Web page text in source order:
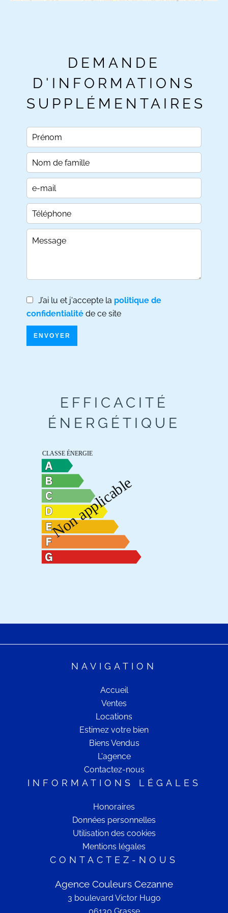
DEMANDE
D'INFORMATIONS
SUPPLÉMENTAIRES
J’ai lu et j'accepte la politique de
confidentialité de ce site
ENVOYER
EFFICACITÉ
ÉNERGÉTIQUE
NAVIGATION
Accueil
Ventes
Locations
Estimez votre bien
Biens Vendus
L'agence
Contactez-nous
INFORMATIONS LÉGALES
Honoraires
Données personnelles
Utilisation des cookies
Mentions légales
CONTACTEZ-NOUS
Agence Couleurs Cezanne
3 boulevard Victor Hugo